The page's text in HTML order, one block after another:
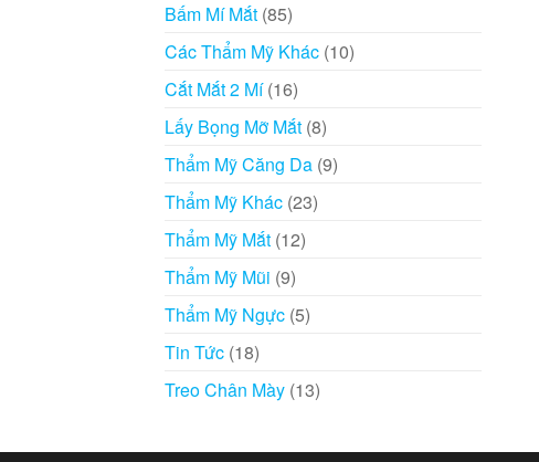
Bấm Mí Mắt(85)
Các Thẩm Mỹ Khác(10)
Cắt Mắt 2 Mí(16)
Lấy Bọng Mỡ Mắt(8)
Thẩm Mỹ Căng Da(9)
Thẩm Mỹ Khác(23)
Thẩm Mỹ Mắt(12)
Thẩm Mỹ Mũi (9)
Thẩm Mỹ Ngực(5)
Tin Tức(18)
Treo Chân Mày(13)